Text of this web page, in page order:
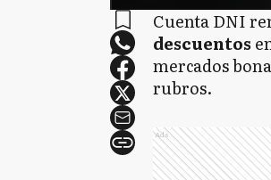
Cuenta DNI
descuentos
mercados
rubros.
Ads